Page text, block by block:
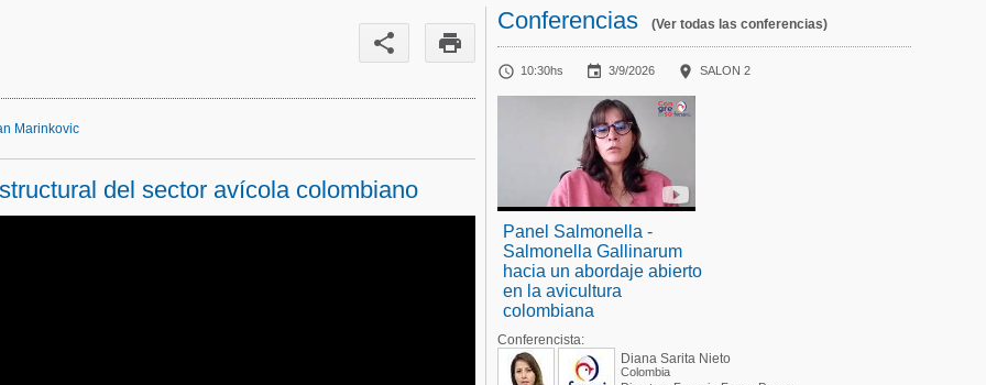
share print
Marinkovic
del sector avícola colombiano
Conferencias (Ver todas las conferencias)
 10:30hs  3/9/2026  SALON 2
Panel Salmonella -
Salmonella Gallinarum
hacia un abordaje abierto
en la avicultura
colombiana
Conferencista:
Diana Sarita Nieto
Colombia